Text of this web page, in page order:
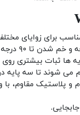
ها ثبات بیشتری
شوند تا سه پایه در